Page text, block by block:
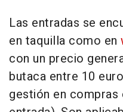
Las entradas se
en taquilla como en
con un precio
butaca entre 10
gestión en compras